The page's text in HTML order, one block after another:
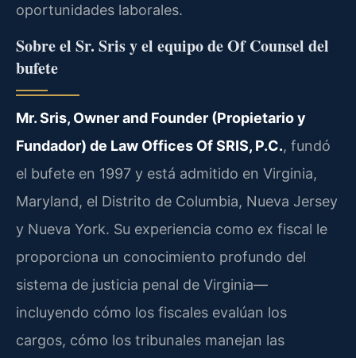
oportunidades laborales.
Sobre el Sr. Sris y el equipo de Of Counsel del
bufete
Mr. Sris, Owner and Founder (Propietario y
Fundador) de Law Offices Of SRIS, P.C., fundó
el bufete en 1997 y está admitido en Virginia,
Maryland, el Distrito de Columbia, Nueva Jersey
y Nueva York. Su experiencia como ex fiscal le
proporciona un conocimiento profundo del
sistema de justicia penal de Virginia—
incluyendo cómo los fiscales evalúan los
cargos, cómo los tribunales manejan las